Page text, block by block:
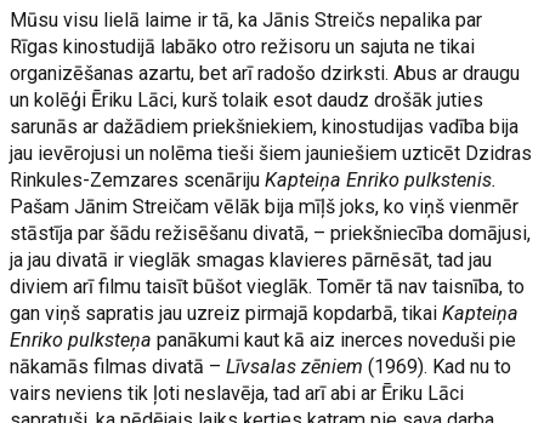
Mūsu visu lielā laime ir tā, ka Jānis Streičs nepalika par
Rīgas kinostudijā labāko otro režisoru un sajuta ne tikai
organizēšanas azartu, bet arī radošo dzirksti. Abus ar draugu
un kolēģi Ēriku Lāci, kurš tolaik esot daudz drošāk juties
sarunās ar dažādiem priekšniekiem, kinostudijas vadība bija
jau ievērojusi un nolēma tieši šiem jauniešiem uzticēt Dzidras
Rinkules-Zemzares scenārijuKapteiņa Enriko pulkstenis.
Pašam Jānim Streičam vēlāk bija mīļš joks, ko viņš vienmēr
stāstīja par šādu režisēšanu divatā, – priekšniecība domājusi,
ja jau divatā ir vieglāk smagas klavieres pārnēsāt, tad jau
diviem arī filmu taisīt būšot vieglāk. Tomēr tā nav taisnība, to
gan viņš sapratis jau uzreiz pirmajā kopdarbā, tikaiKapteiņa
Enriko pulksteņa panākumi kaut kā aiz inerces noveduši pie
nākamās filmas divatā –Līvsalas zēniem (1969). Kad nu to
vairs neviens tik ļoti neslavēja, tad arī abi ar Ēriku Lāci